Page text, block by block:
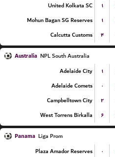
United Kolkata SC
۱
Mohun Bagan SG Reserves
۱
Calcutta Customs
۴
Australia NPL South Australia
Adelaide City
۱
Adelaide Comets
۰
Campbelltown City
۲
West Torrens Birkalla
۶
Panama Liga Prom
Plaza Amador Reserves
۰